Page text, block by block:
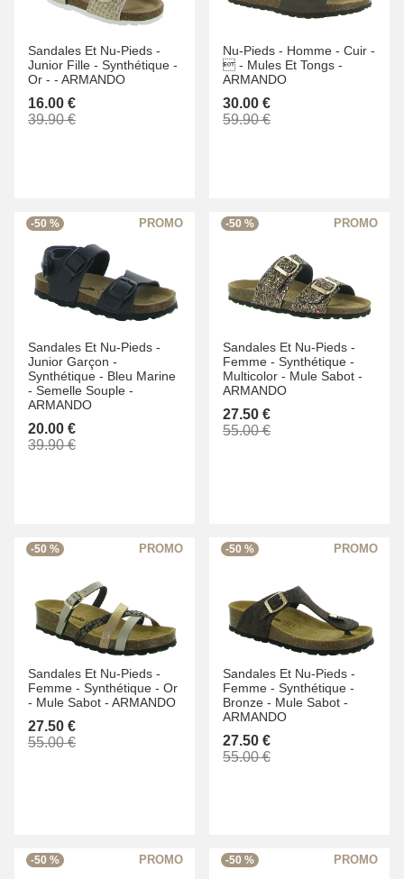
Sandales Et Nu-Pieds -
Junior Fille - Synthétique -
Or - - ARMANDO
16.00 €
39.90 €
Nu-Pieds - Homme - Cuir -
 - Mules Et Tongs -
ARMANDO
30.00 €
59.90 €
-50 %
Sandales Et Nu-Pieds -
Junior Garçon -
Synthétique - Bleu Marine
- Semelle Souple -
ARMANDO
20.00 €
39.90 €
-50 %
Sandales Et Nu-Pieds -
Femme - Synthétique -
Multicolor - Mule Sabot -
ARMANDO
27.50 €
55.00 €
-50 %
Sandales Et Nu-Pieds -
Femme - Synthétique - Or
- Mule Sabot - ARMANDO
27.50 €
55.00 €
-50 %
Sandales Et Nu-Pieds -
Femme - Synthétique -
Bronze - Mule Sabot -
ARMANDO
27.50 €
55.00 €
-50 % -50 %